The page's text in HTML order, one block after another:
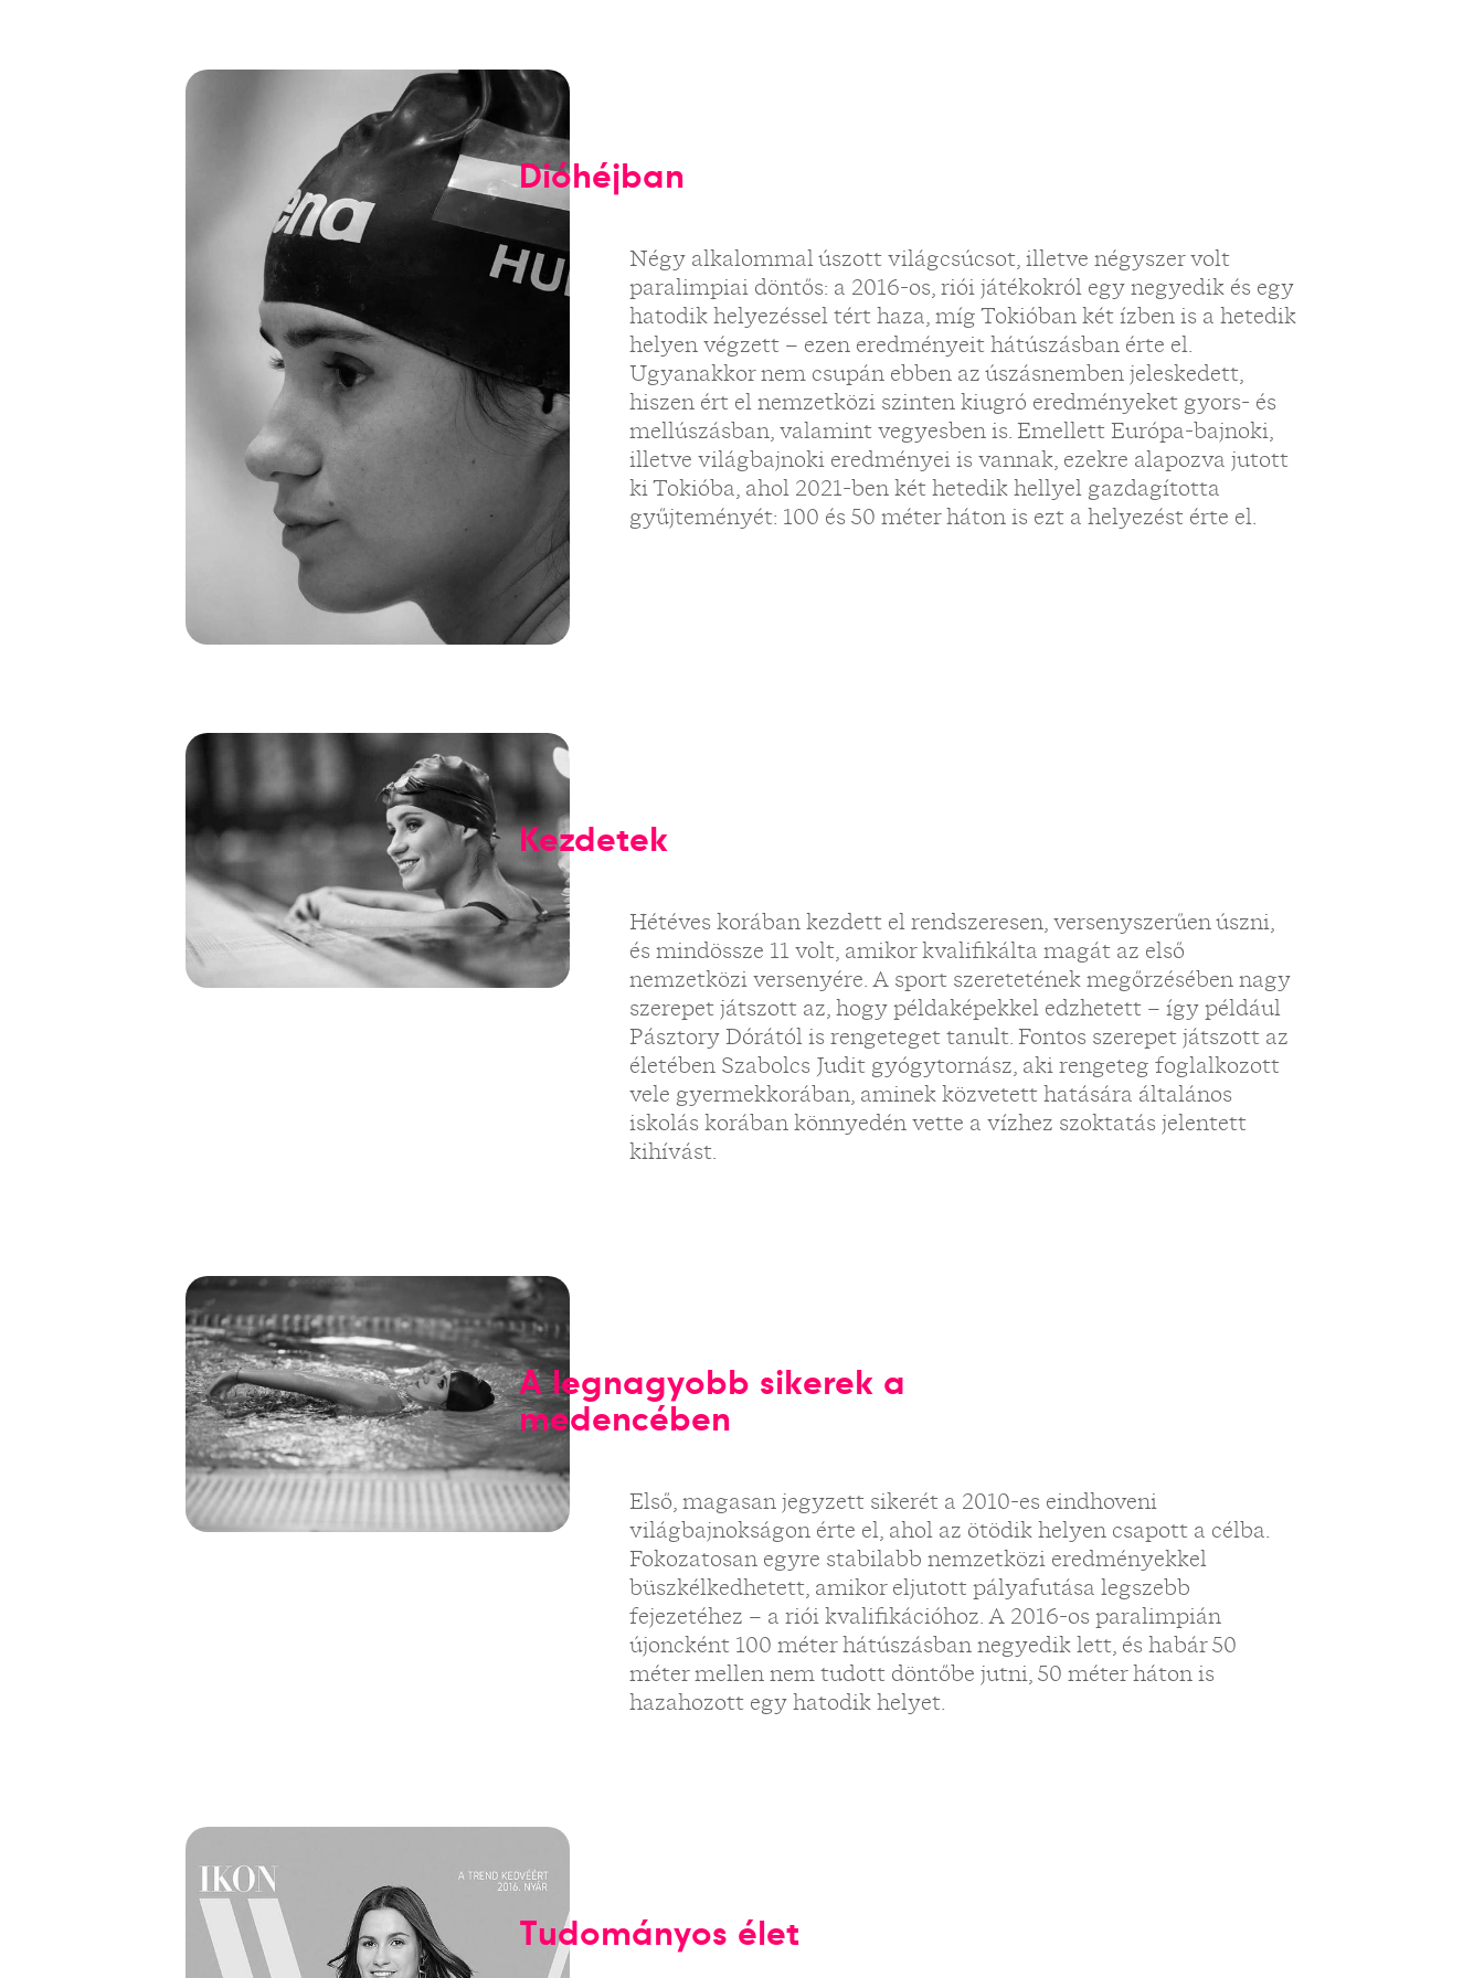
Dióhéjban
Négy alkalommal úszott világcsúcsot, illetve négyszer volt
paralimpiai döntős: a 2016-os, riói játékokról egy negyedik és egy
hatodik helyezéssel tért haza, míg Tokióban két ízben is a hetedik
helyen végzett – ezen eredményeit hátúszásban érte el.
Ugyanakkor nem csupán ebben az úszásnemben jeleskedett,
hiszen ért el nemzetközi szinten kiugró eredményeket gyors- és
mellúszásban, valamint vegyesben is. Emellett Európa-bajnoki,
illetve világbajnoki eredményei is vannak, ezekre alapozva jutott
ki Tokióba, ahol 2021-ben két hetedik hellyel gazdagította
gyűjteményét: 100 és 50 méter háton is ezt a helyezést érte el.
Kezdetek
Hétéves korában kezdett el rendszeresen, versenyszerűen úszni,
és mindössze 11 volt, amikor kvalifikálta magát az első
nemzetközi versenyére. A sport szeretetének megőrzésében nagy
szerepet játszott az, hogy példaképekkel edzhetett – így például
Pásztory Dórától is rengeteget tanult. Fontos szerepet játszott az
életében Szabolcs Judit gyógytornász, aki rengeteg foglalkozott
vele gyermekkorában, aminek közvetett hatására általános
iskolás korában könnyedén vette a vízhez szoktatás jelentett
kihívást.
A legnagyobb sikerek a
medencében
Első, magasan jegyzett sikerét a 2010-es eindhoveni
világbajnokságon érte el, ahol az ötödik helyen csapott a célba.
Fokozatosan egyre stabilabb nemzetközi eredményekkel
büszkélkedhetett, amikor eljutott pályafutása legszebb
fejezetéhez – a riói kvalifikációhoz. A 2016-os paralimpián
újoncként 100 méter hátúszásban negyedik lett, és habár 50
méter mellen nem tudott döntőbe jutni, 50 méter háton is
hazahozott egy hatodik helyet.
Tudományos élet